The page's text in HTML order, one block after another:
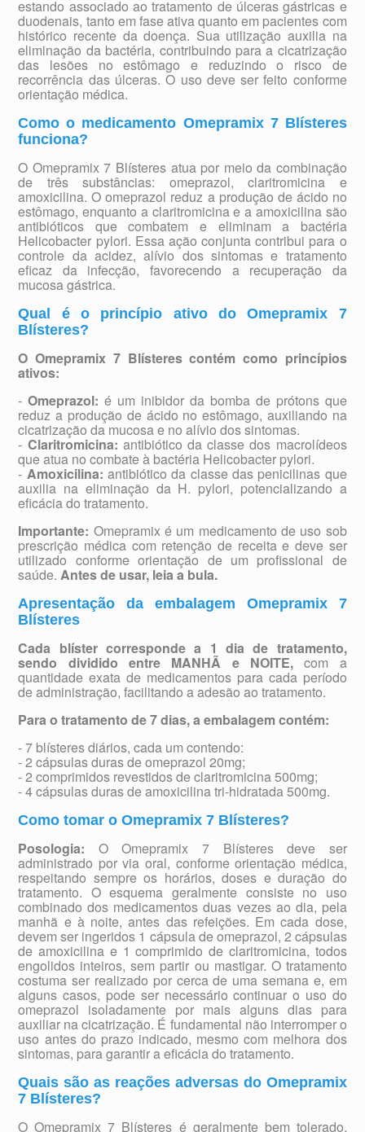
estando associado ao tratamento de úlceras gástricas e
duodenais, tanto em fase ativa quanto em pacientes com
histórico recente da doença. Sua utilização auxilia na
eliminação da bactéria, contribuindo para a cicatrização
das lesões no estômago e reduzindo o risco de
recorrência das úlceras. O uso deve ser feito conforme
orientação médica.
Como o medicamento Omepramix 7 Blísteres
funciona?
O Omepramix 7 Blísteres atua por meio da combinação
de três substâncias: omeprazol, claritromicina e
amoxicilina. O omeprazol reduz a produção de ácido no
estômago, enquanto a claritromicina e a amoxicilina são
antibióticos que combatem e eliminam a bactéria
Helicobacter pylori. Essa ação conjunta contribui para o
controle da acidez, alívio dos sintomas e tratamento
eficaz da infecção, favorecendo a recuperação da
mucosa gástrica.
Qual é o princípio ativo do Omepramix 7
Blísteres?
O Omepramix 7 Blísteres contém como princípios
ativos:
-Omeprazol: é um inibidor da bomba de prótons que
reduz a produção de ácido no estômago, auxiliando na
cicatrização da mucosa e no alívio dos sintomas.
- Claritromicina: antibiótico da classe dos macrolídeos
que atua no combate à bactéria Helicobacter pylori.
- Amoxicilina: antibiótico da classe das penicilinas que
auxilia na eliminação da H. pylori, potencializando a
eficácia do tratamento.
Importante: Omepramix é um medicamento de uso sob
prescrição médica com retenção de receita e deve ser
utilizado conforme orientação de um profissional de
saúde. Antes de usar, leia a bula.
Apresentação da embalagem Omepramix 7
Blísteres
Cada blíster corresponde a 1 dia de tratamento,
sendo dividido entre MANHÃ e NOITE,com a
quantidade exata de medicamentos para cada período
de administração, facilitando a adesão ao tratamento.
Para o tratamento de 7 dias, a embalagem contém:
- 7 blísteres diários, cada um contendo:
- 2 cápsulas duras de omeprazol 20mg;
- 2 comprimidos revestidos de claritromicina 500mg;
- 4 cápsulas duras de amoxicilina tri-hidratada 500mg.
Como tomar o Omepramix 7 Blísteres?
Posologia: O Omepramix 7 Blísteres deve ser
administrado por via oral, conforme orientação médica,
respeitando sempre os horários, doses e duração do
tratamento. O esquema geralmente consiste no uso
combinado dos medicamentos duas vezes ao dia, pela
manhã e à noite, antes das refeições. Em cada dose,
devem ser ingeridos 1 cápsula de omeprazol, 2 cápsulas
de amoxicilina e 1 comprimido de claritromicina, todos
engolidos inteiros, sem partir ou mastigar. O tratamento
costuma ser realizado por cerca de uma semana e, em
alguns casos, pode ser necessário continuar o uso do
omeprazol isoladamente por mais alguns dias para
auxiliar na cicatrização. É fundamental não interromper o
uso antes do prazo indicado, mesmo com melhora dos
sintomas, para garantir a eficácia do tratamento.
Quais são as reações adversas do Omepramix
7 Blísteres?
O Omepramix 7 Blísteres é geralmente bem tolerado,